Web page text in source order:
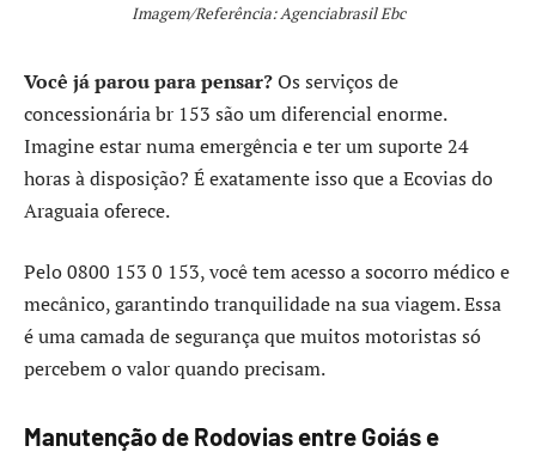
Imagem/Referência: Agenciabrasil Ebc
Você já parou para pensar?Os serviços de
concessionária br 153 são um diferencial enorme.
Imagine estar numa emergência e ter um suporte 24
horas à disposição? É exatamente isso que a Ecovias do
Araguaia oferece.
Pelo 0800 153 0 153, você tem acesso a socorro médico e
mecânico, garantindo tranquilidade na sua viagem. Essa
é uma camada de segurança que muitos motoristas só
percebem o valor quando precisam.
Manutenção de Rodovias entre Goiás e